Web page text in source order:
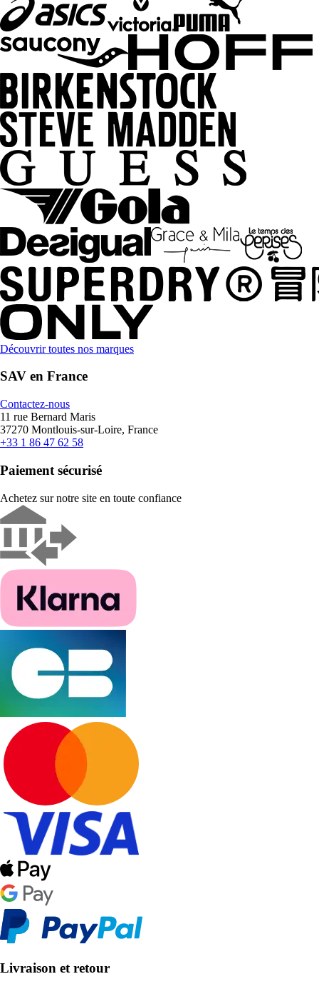
Découvrir toutes nos marques
SAV en France
Contactez-nous
11 rue Bernard Maris
37270 Montlouis-sur-Loire, France
+33 1 86 47 62 58
Paiement sécurisé
Achetez sur notre site en toute confiance
Livraison et retour